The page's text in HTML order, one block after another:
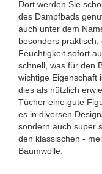
Dort werden Sie
des Dampfbads
auch unter dem
besonders
Feuchtigkeit sofort
schnell, was für den
wichtige Eigenschaft
dies als nützlich
Tücher eine gute
es in diversen
sondern auch super
den klassischen -
Baumwolle.